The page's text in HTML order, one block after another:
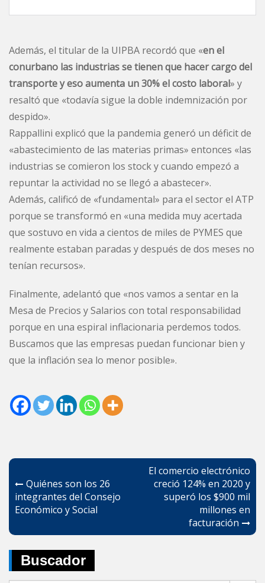
Además, el titular de la UIPBA recordó que «en el
conurbano las industrias se tienen que hacer cargo del
transporte y eso aumenta un 30% el costo laboral» y
resaltó que «todavía sigue la doble indemnización por
despido».
Rappallini explicó que la pandemia generó un déficit de
«abastecimiento de las materias primas» entonces «las
industrias se comieron los stock y cuando empezó a
repuntar la actividad no se llegó a abastecer».
Además, calificó de «fundamental» para el sector el ATP
porque se transformó en «una medida muy acertada
que sostuvo en vida a cientos de miles de PYMES que
realmente estaban paradas y después de dos meses no
tenían recursos».
Finalmente, adelantó que «nos vamos a sentar en la
Mesa de Precios y Salarios con total responsabilidad
porque en una espiral inflacionaria perdemos todos.
Buscamos que las empresas puedan funcionar bien y
que la inflación sea lo menor posible».
Navegación
de
entradas
Quiénes son los 26
integrantes del Consejo
Económico y Social
El comercio electrónico
creció 124% en 2020 y
superó los $900 mil
millones en
facturación
Buscador